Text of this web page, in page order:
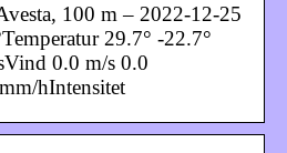
100 m – 2022-12-25
29.7° -22.7°
0.0 m/s 0.0
hIntensitet